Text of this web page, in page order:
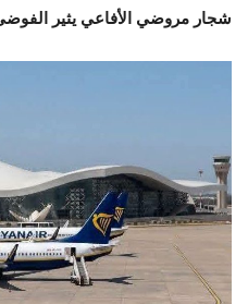
شجار مروضي الأفاعي يثير